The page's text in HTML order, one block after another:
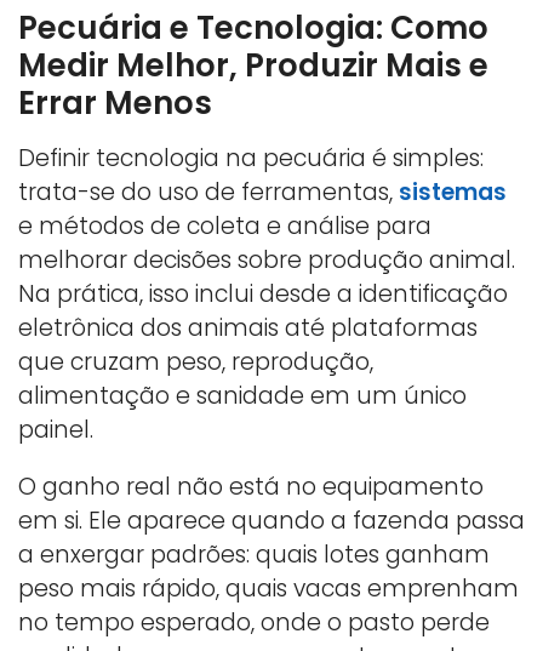
Pecuária e Tecnologia: Como
Medir Melhor, Produzir Mais e
Errar Menos
Definir tecnologia na pecuária é simples:
trata-se do uso de ferramentas, sistemas
e métodos de coleta e análise para
melhorar decisões sobre produção animal.
Na prática, isso inclui desde a identificação
eletrônica dos animais até plataformas
que cruzam peso, reprodução,
alimentação e sanidade em um único
painel.
O ganho real não está no equipamento
em si. Ele aparece quando a fazenda passa
a enxergar padrões: quais lotes ganham
peso mais rápido, quais vacas emprenham
no tempo esperado, onde o pasto perde